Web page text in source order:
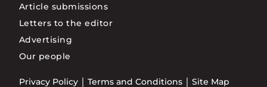
Article submissions
Letters to the editor
Advertising
Our people
Privacy Policy Terms and Conditions Site Map